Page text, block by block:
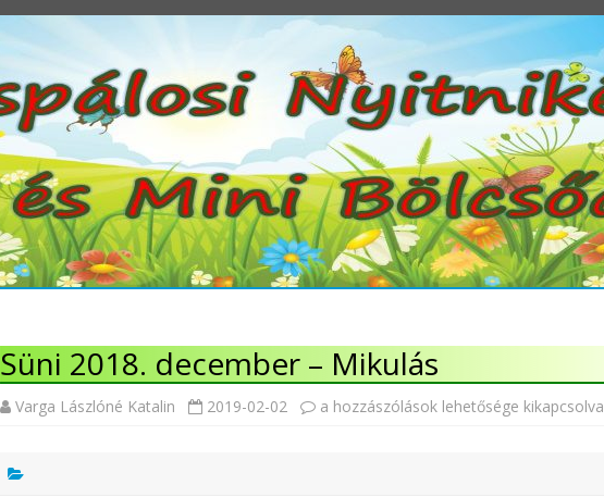
Süni 2018. december – Mikulás
Varga Lászlóné Katalin 2019-02-02 Süni
a hozzászólások lehetősége kikapcsolva